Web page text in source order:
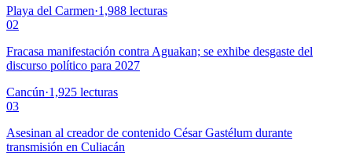
Playa del Carmen·1,988 lecturas
02
Fracasa manifestación contra Aguakan; se exhibe desgaste del
discurso político para 2027
Cancún·1,925 lecturas
03
Asesinan al creador de contenido César Gastélum durante
transmisión en Culiacán